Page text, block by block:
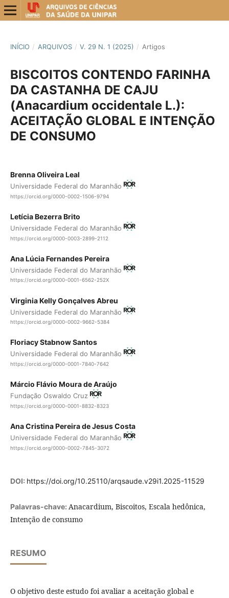
INÍCIO / ARQUIVOS / V. 29 N. 1 (2025) / Artigos
BISCOITOS CONTENDO FARINHA
DA CASTANHA DE CAJU
(Anacardium occidentale L.):
ACEITAÇÃO GLOBAL E INTENÇÃO
DE CONSUMO
Brenna Oliveira Leal
Universidade Federal do Maranhão
https://orcid.org/0000-0002-1506-9794
Letícia Bezerra Brito
Universidade Federal do Maranhão
https://orcid.org/0000-0003-2899-2112
Ana Lúcia Fernandes Pereira
Universidade Federal do Maranhão
https://orcid.org/0000-0001-6562-252X
Virginia Kelly Gonçalves Abreu
Universidade Federal do Maranhão
https://orcid.org/0000-0002-9662-5384
Floriacy Stabnow Santos
Universidade Federal do Maranhão
https://orcid.org/0000-0001-7840-7642
Márcio Flávio Moura de Araújo
Fundação Oswaldo Cruz
https://orcid.org/0000-0001-8832-8323
Ana Cristina Pereira de Jesus Costa
Universidade Federal do Maranhão
https://orcid.org/0000-0002-7845-3072
DOI: https://doi.org/10.25110/arqsaude.v29i1.2025-11529
Palavras-chave: Anacardium, Biscoitos, Escala hedônica,
Intenção de consumo
RESUMO
O objetivo deste estudo foi avaliar a aceitação global e